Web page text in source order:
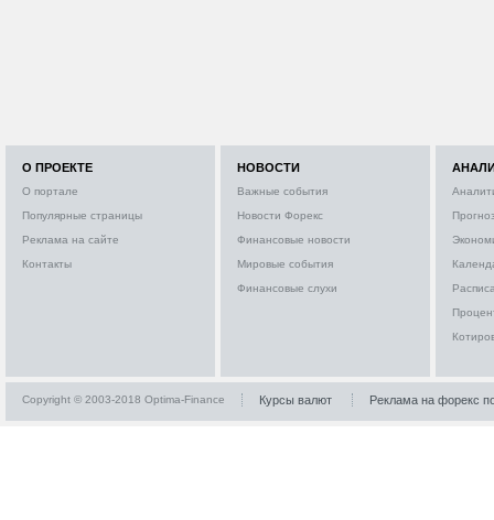
О ПРОЕКТЕ
О портале
Популярные страницы
Реклама на сайте
Контакты
НОВОСТИ
Важные события
Новости Форекс
Финансовые новости
Мировые события
Финансовые слухи
Copyright © 2003-2018 Optima-Finance Курсы валют Реклама на форекс